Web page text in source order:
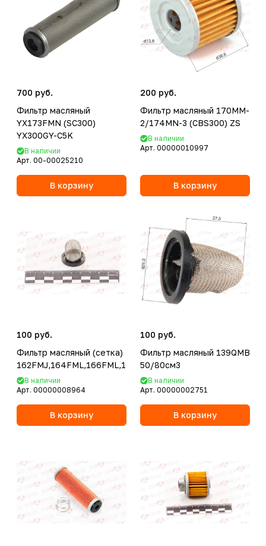
700 руб.
Фильтр масляный
YX173FMN (SC300)
YX300GY-C5K
В наличии
Арт. 00-00025210
В корзину
200 руб.
Фильтр масляный 170MM-
2/174MN-3 (CBS300) ZS
В наличии
Арт. 00000010997
В корзину
100 руб.
Фильтр масляный (сетка)
162FMJ,164FML,166FML,166FMM,167FMM,170FMM(CGN/
В наличии
Арт. 00000008964
В корзину
100 руб.
Фильтр масляный 139QMB
50/80см3
В наличии
Арт. 00000002751
В корзину